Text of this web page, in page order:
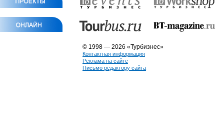
© 1998 — 2026 «Турбизнес»
Контактная информация
Реклама на сайте
Письмо редактору сайта